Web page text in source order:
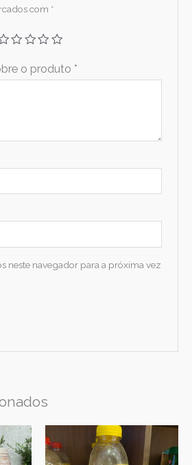
com *
o produto *
neste navegador para a próxima vez